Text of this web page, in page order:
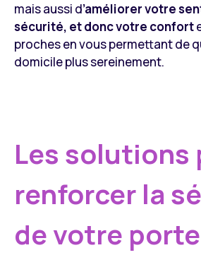
mais aussi d’améliorer votre
sécurité, et donc votre confort
proches en vous permettant de
domicile plus sereinement.
Les solutions
renforcer la
de votre porte